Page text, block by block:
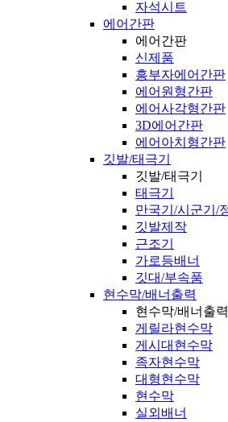
자석시트
에어간판
에어간판
신제품
흥부자에어간판
에어원형간판
에어사각형간판
3D에어간판
에어아치형간판
깃발/태극기
깃발/태극기
태극기
만국기/시군기/
깃발제작
근조기
가로등배너
깃대/부속품
현수막/배너출력
현수막/배너출력
게릴라현수막
게시대현수막
족자현수막
대형현수막
현수막
실외배너